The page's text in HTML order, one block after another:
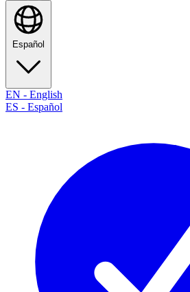
Español
EN - English
ES - Español